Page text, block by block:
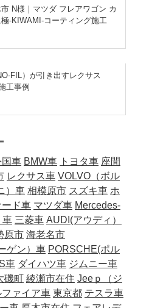
市 N様｜マツダ フレアワゴン カ
-KIWAMI-コーティング施工
FIL）が引き出すレクサス
工事例
国車 BMW車 トヨタ車 座間
レクサス車 VOLVO（ボル
）車 相模原市 スズキ車 ホ
ド車 マツダ車 Mercedes-
車 三菱車 AUDI(アウディ）
原市 海老名市
ゲン）車 PORSCHE(ポル
車 ダイハツ車 ジムニー車
磯町 綾瀬市在住 Jeeｐ（ジ
ファイア車 東京都 テスラ車